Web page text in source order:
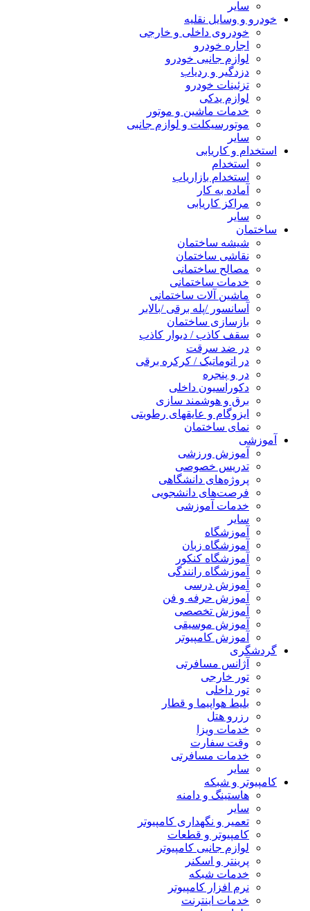
سایر
خودرو و وسایل نقلیه
خودروی داخلی و خارجی
اجاره خودرو
لوازم جانبی خودرو
دزدگیر و ردیاب
تزئینات خودرو
لوازم یدکی
خدمات ماشین و موتور
موتورسیکلت و لوازم جانبی
سایر
استخدام و کاریابی
استخدام
استخدام بازاریاب
آماده به کار
مراکز کاریابی
سایر
ساختمان
شیشه ساختمان
نقاشی ساختمان
مصالح ساختمانی
خدمات ساختمانی
ماشین آلات ساختمانی
آسانسور /پله برقی /بالابر
بازسازی ساختمان
سقف کاذب / دیوار کاذب
در ضد سرقت
در اتوماتیک / کرکره برقی
در و پنجره
دکوراسیون داخلی
برق و هوشمند سازی
ایزوگام و عایقهای رطوبتی
نمای ساختمان
آموزشی
آموزش ورزشی
تدریس خصوصی
پروژه‌های دانشگاهی
فرصت‌های دانشجویی
خدمات آموزشی
سایر
آموزشگاه
آموزشگاه زبان
آموزشگاه کنکور
آموزشگاه رانندگی
آموزش درسی
آموزش حرفه و فن
آموزش تخصصی
آموزش موسیقی
آموزش کامپیوتر
گردشگری
آژانس مسافرتی
تور خارجی
تور داخلی
بلیط هواپیما و قطار
رزرو هتل
خدمات ویزا
وقت سفارت
خدمات مسافرتی
سایر
کامپیوتر و شبکه
هاستینگ و دامنه
سایر
تعمیر و نگهداری کامپیوتر
کامپیوتر و قطعات
لوازم جانبی کامپیوتر
پرینتر و اسکنر
خدمات شبکه
نرم افزار کامپیوتر
خدمات اینترنت